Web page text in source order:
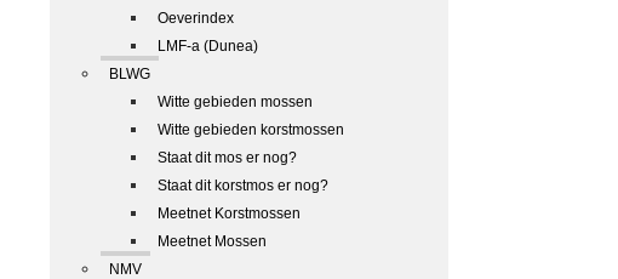
Oeverindex
LMF-a (Dunea)
BLWG
Witte gebieden mossen
Witte gebieden korstmossen
Staat dit mos er nog?
Staat dit korstmos er nog?
Meetnet Korstmossen
Meetnet Mossen
NMV